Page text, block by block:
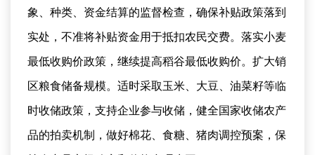
象、种类、资金结算的监督检查，确保补贴政策落到
实处，不准将补贴资金用于抵扣农民交费。落实小麦
最低收购价政策，继续提高稻谷最低收购价。扩大销
区粮食储备规模。适时采取玉米、大豆、油菜籽等临
时收储政策，支持企业参与收储，健全国家收储农产
品的拍卖机制，做好棉花、食糖、猪肉调控预案，保